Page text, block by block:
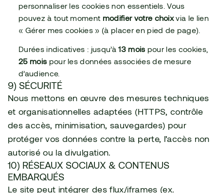
personnaliser les cookies non essentiels. Vous
pouvez à tout moment modifier votre choix via le lien
« Gérer mes cookies » (à placer en pied de page).
Durées indicatives : jusqu’à 13 mois
25 mois pour les données associées de mesure
d’audience.
9) SÉCURITÉ
Nous mettons en œuvre des mesures techniques
et organisationnelles adaptées (HTTPS, contrôle
des accès, minimisation, sauvegardes) pour
protéger vos données contre la perte, l’accès non
autorisé ou la divulgation.
10) RÉSEAUX SOCIAUX & CONTENUS
EMBARQUÉS